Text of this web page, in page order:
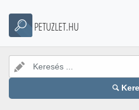
PETUZLET.HU